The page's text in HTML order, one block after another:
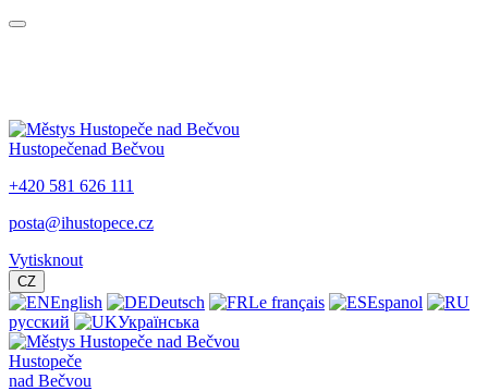
Hustopečenad Bečvou
+420 581 626 111
posta@ihustopece.cz
Vytisknout
CZ
English Deutsch Le français
Espanol
русский
Українська
Hustopeče
nad Bečvou